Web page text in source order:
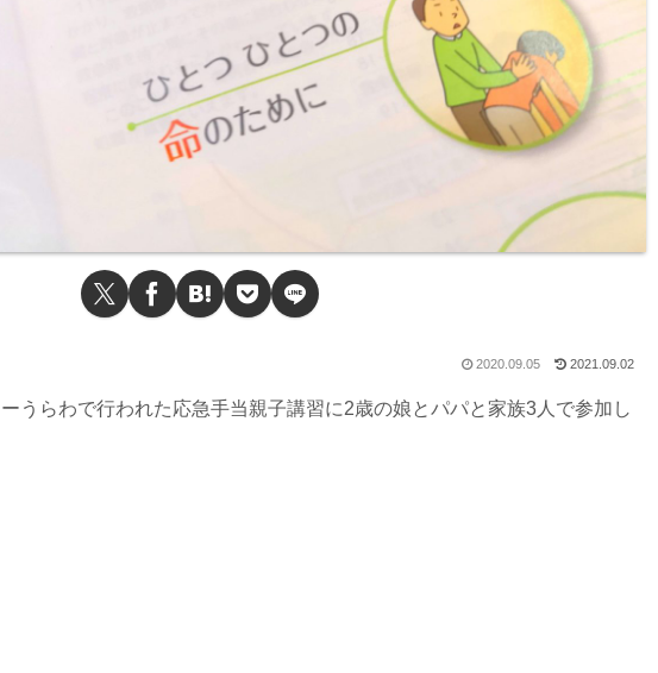
2020.09.05 2021.09.02
うらわで行われた応急手当親子講習に2歳の娘とパパと家族3人で参加し